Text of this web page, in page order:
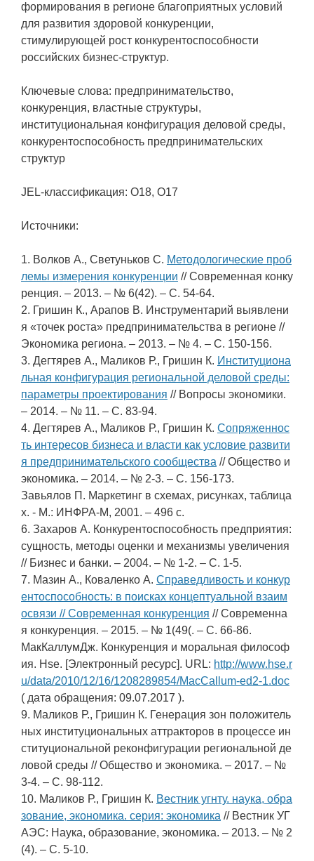
формирования в регионе благоприятных условий
для развития здоровой конкуренции,
стимулирующей рост конкурентоспособности
российских бизнес-структур.
Ключевые слова: предпринимательство,
конкуренция, властные структуры,
институциональная конфигурация деловой среды,
конкурентоспособность предпринимательских
структур
JEL-классификация: O18, O17
Источники:
1. Волков А., Светуньков С. Методологические проб
лемы измерения конкуренции // Современная конку
ренция. – 2013. – № 6(42). – С. 54-64.
2. Гришин К., Арапов В. Инструментарий выявлени
я «точек роста» предпринимательства в регионе //
Экономика региона. – 2013. – № 4. – С. 150-156.
3. Дегтярев А., Маликов Р., Гришин К. Институциона
льная конфигурация региональной деловой среды:
параметры проектирования // Вопросы экономики.
– 2014. – № 11. – С. 83-94.
4. Дегтярев А., Маликов Р., Гришин К. Сопряженнос
ть интересов бизнеса и власти как условие развити
я предпринимательского сообщества // Общество и
экономика. – 2014. – № 2-3. – С. 156-173.
Завьялов П. Маркетинг в схемах, рисунках, таблица
х. - М.: ИНФРА-М, 2001. – 496 с.
6. Захаров А. Конкурентоспособность предприятия:
сущность, методы оценки и механизмы увеличения
// Бизнес и банки. – 2004. – № 1-2. – С. 1-5.
7. Мазин А., Коваленко А. Справедливость и конкур
ентоспособность: в поисках концептуальной взаим
освязи // Современная конкуренция // Современна
я конкуренция. – 2015. – № 1(49(. – С. 66-86.
МакКаллумДж. Конкуренция и моральная философ
ия. Hse. [Электронный ресурс]. URL: http://www.hse.r
u/data/2010/12/16/1208289854/MacCallum-ed2-1.doc
( дата обращения: 09.07.2017 ).
9. Маликов Р., Гришин К. Генерация зон положитель
ных институциональных аттракторов в процессе ин
ституциональной реконфигурации региональной де
ловой среды // Общество и экономика. – 2017. – №
3-4. – С. 98-112.
10. Маликов Р., Гришин К. Вестник угнту. наука, обра
зование, экономика. серия: экономика // Вестник УГ
АЭС: Наука, образование, экономика. – 2013. – № 2
(4). – С. 5-10.